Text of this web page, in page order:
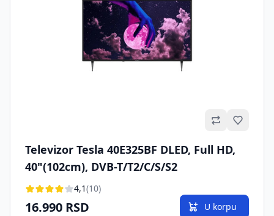
Televizor Tesla 40E325BF DLED, Full HD,
40"(102cm), DVB-T/T2/C/S/S2
4,1(10)
16.990 RSD U korpu